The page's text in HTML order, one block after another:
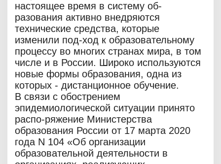
настоящее время в систему об-
разования активно внедряются
технические средства, которые
изменили под-ход к образовательному
процессу во многих странах мира, в том
числе и в России. Широко используются
новые формы образования, одна из
которых - дистанционное обучение.
В связи с обострением
эпидемиологической ситуации принято
распо-ряжение Министерства
образования России от 17 марта 2020
года N 104 «Об организации
образовательной деятельности в